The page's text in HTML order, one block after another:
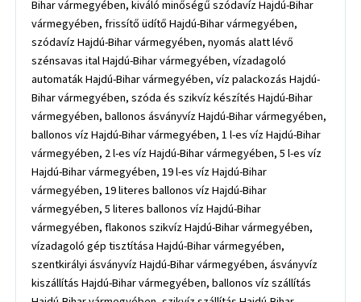
Bihar vármegyében, kiváló minőségű szódavíz Hajdú-Bihar
vármegyében, frissítő üdítő Hajdú-Bihar vármegyében,
szódavíz Hajdú-Bihar vármegyében, nyomás alatt lévő
szénsavas ital Hajdú-Bihar vármegyében, vízadagoló
automaták Hajdú-Bihar vármegyében, víz palackozás Hajdú-
Bihar vármegyében, szóda és szikvíz készítés Hajdú-Bihar
vármegyében, ballonos ásványvíz Hajdú-Bihar vármegyében,
ballonos víz Hajdú-Bihar vármegyében, 1 l-es víz Hajdú-Bihar
vármegyében, 2 l-es víz Hajdú-Bihar vármegyében, 5 l-es víz
Hajdú-Bihar vármegyében, 19 l-es víz Hajdú-Bihar
vármegyében, 19 literes ballonos víz Hajdú-Bihar
vármegyében, 5 literes ballonos víz Hajdú-Bihar
vármegyében, flakonos szikvíz Hajdú-Bihar vármegyében,
vízadagoló gép tisztítása Hajdú-Bihar vármegyében,
szentkirályi ásványvíz Hajdú-Bihar vármegyében, ásványvíz
kiszállítás Hajdú-Bihar vármegyében, ballonos víz szállítás